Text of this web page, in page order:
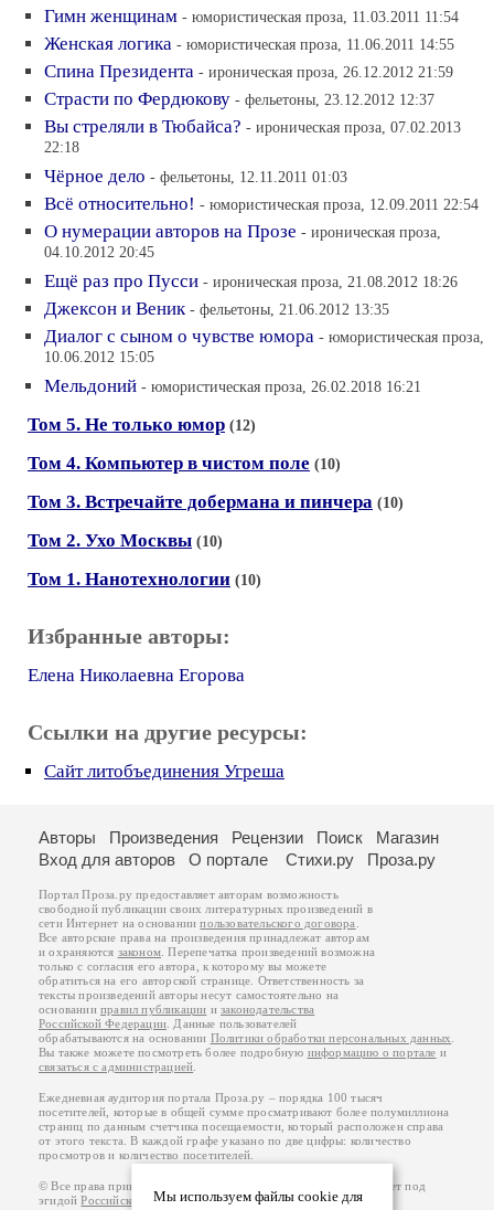
Гимн женщинам - юмористическая проза, 11.03.2011 11:54
Женская логика - юмористическая проза, 11.06.2011 14:55
Спина Президента - ироническая проза, 26.12.2012 21:59
Страсти по Фердюкову - фельетоны, 23.12.2012 12:37
Вы стреляли в Тюбайса? - ироническая проза, 07.02.2013
22:18
Чёрное дело - фельетоны, 12.11.2011 01:03
Всё относительно! - юмористическая проза, 12.09.2011 22:54
О нумерации авторов на Прозе - ироническая проза,
04.10.2012 20:45
Ещё раз про Пусси - ироническая проза, 21.08.2012 18:26
Джексон и Веник - фельетоны, 21.06.2012 13:35
Диалог с сыном о чувстве юмора - юмористическая проза,
10.06.2012 15:05
Мельдоний - юмористическая проза, 26.02.2018 16:21
Том 5. Не только юмор (12)
Том 4. Компьютер в чистом поле (10)
Том 3. Встречайте добермана и пинчера (10)
Том 2. Ухо Москвы (10)
Том 1. Нанотехнологии (10)
Избранные авторы:
Елена Николаевна Егорова
Ссылки на другие ресурсы:
Сайт литобъединения Угреша
Мы используем файлы cookie для
Авторы Произведения Рецензии Поиск
Магазин
Вход для авторов
О портале Стихи.ру Проза.ру
Портал Проза.ру предоставляет авторам возможность
свободной публикации своих литературных произведений в
сети Интернет на основаниипользовательского договора
Все авторские права на произведения принадлежат авторам
и охраняются законом . Перепечатка произведений возможна
только с согласия его автора, к которому вы можете
обратиться на его авторской странице. Ответственность за
тексты произведений авторы несут самостоятельно на
основанииправил публикации изаконодательства
Российской Федерации . Данные пользователей
обрабатываются на основании Политики обработки персональных данных
Вы также можете посмотреть более подробную информацию о портале и
связаться с администрацией
Ежедневная аудитория портала Проза.ру – порядка 100 тысяч
посетителей, которые в общей сумме просматривают более полумиллиона
страниц по данным счетчика посещаемости, который расположен справа
от этого текста. В каждой графе указано по две цифры: количество
просмотров и количество посетителей.
© Все права принадлежат авторам, 2000-2026. Портал работает под
эгидойРоссийского союза писателей.18+